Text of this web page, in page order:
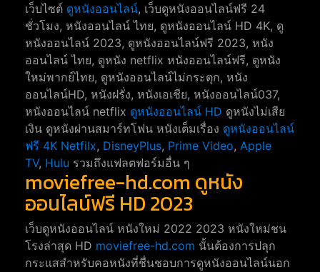
เว็บไซต์ ดูหนังออนไลน์, เว็บดูหนังออนไลน์ฟรี 24
ชั่วโมง, หนังออนไลน์ ไทย, ดูหนังออนไลน์ HD 4K, ดู
หนังออนไลน์ 2023, ดูหนังออนไลน์ฟรี 2023, หนัง
ออนไลน์ ไทย, ดูหนัง netflix หนังออนไลน์ฟรี, ดูหนัง
ใหม่พากย์ไทย, ดูหนังออนไลน์ไม่กระตุก, หนัง
ออนไลน์HD, หนังฝรั่ง, หนังเอเชีย, หนังออนไลน์037,
หนังออนไลน์ netflix ดูหนังออนไลน์ HD ดูหนังไม่เสีย
เงิน ดูหนังผ่านสมาร์ทโฟน หนังเต็มเรื่อง ดูหนังออนไลน์
ฟรี 4K Netfilx, DisneyPlus, Prime Video, Apple
TV, Hulu รวมถึงแฟลตฟอร์มอื่น ๆ
moviefree-hd.com ดูหนัง
ออนไลน์ฟรี HD 2023
เว็บดูหนังออนไลน์ หนังใหม่ 2022 2023 หนังใหม่ชน
โรงล่าสุด HD moviefree-hd.com นั้นต้องการปลุก
กระแสสำหรับคอหนังที่ชื่นชอบการดูหนังออนไลน์นอก